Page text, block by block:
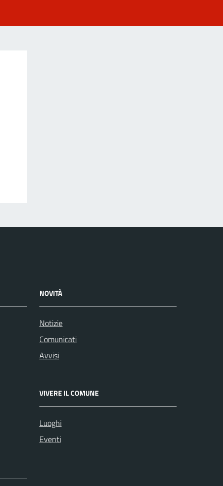
NOVITÀ
Notizie
Comunicati
Avvisi
VIVERE IL COMUNE
Luoghi
Eventi